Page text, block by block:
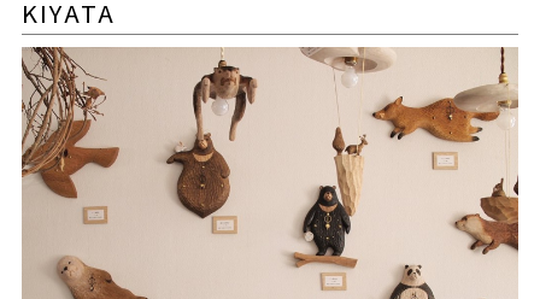
KIYATA